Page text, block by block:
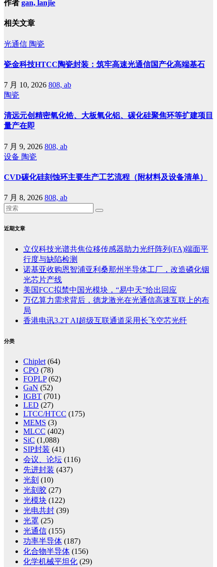
作者 gan, lanjie
相关文章
光通信 陶瓷
瓷金科技HTCC陶瓷封装：筑牢高速光通信国产化高端基石
7 月 10, 2026 808, ab
陶瓷
清远元创精密氧化锆、大板氧化铝、碳化硅聚焦环等扩建项目
量产在即
7 月 9, 2026 808, ab
设备 陶瓷
CVD碳化硅刻蚀环主要生产工艺流程（附材料及设备清单）
7 月 8, 2026 808, ab
近期文章
立仪科技光谱共焦位移传感器助力光纤阵列(FA)端面平
行度与缺陷检测
诺基亚收购恩智浦亚利桑那州半导体工厂，改造磷化铟
光芯片产线
美国FCC拟禁中国光模块，“易中天”给出回应
万亿算力需求背后，德龙激光在光通信高速互联上的布
局
香港电讯3.2T AI超级互联通道采用长飞空芯光纤
分类
Chiplet (64)
CPO (78)
FOPLP(62)
GaN (52)
IGBT (701)
LED (27)
LTCC/HTCC (175)
MEMS (3)
MLCC (402)
SiC (1,088)
SIP封装 (41)
会议、论坛 (116)
先进封装 (437)
光刻 (10)
光刻胶 (27)
光模块 (122)
光电共封 (39)
光罩 (25)
光通信 (155)
功率半导体 (187)
化合物半导体 (156)
化学机械平坦化 (29)